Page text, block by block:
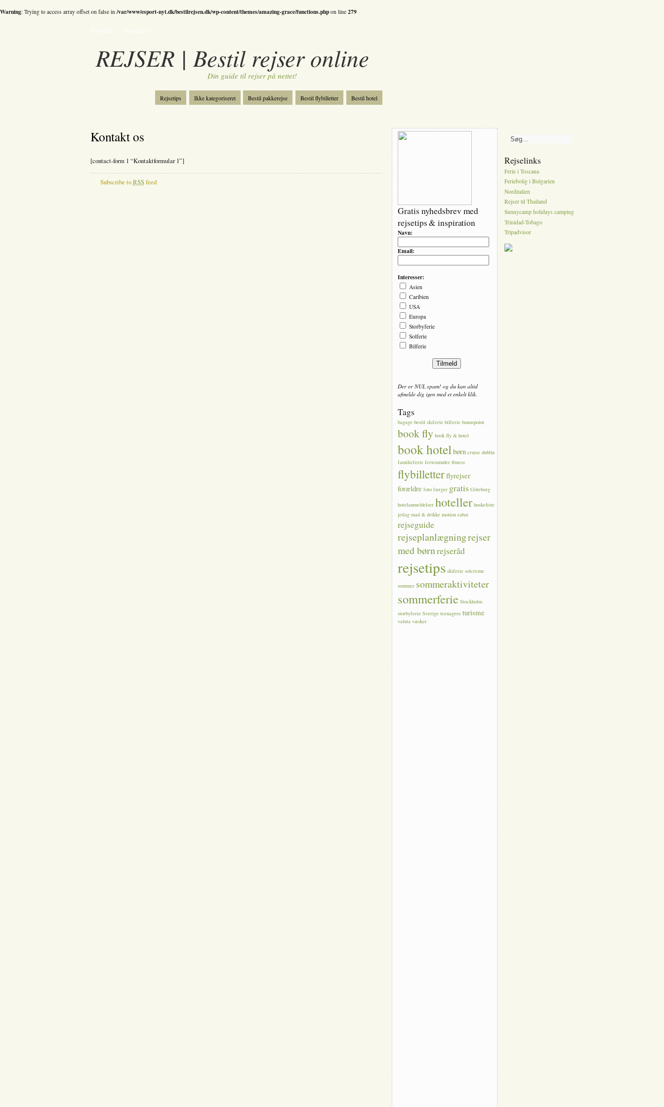
Warning: Trying to access array offset on false in/var/www/esport-nyt.dk/bestilrejsen.dk/wp-content/themes/amazing-grace/functions.php on line 279
REJSER | Bestil rejser online
Din guide til rejser på nettet!
Rejsetips Ikke kategoriseret Bestil pakkerejse Bestil flybilletter
Bestil hotel
Kontakt os
[contact-form 1 “Kontaktformular 1”]
Subscribe toRSSfeed
Gratis nyhedsbrev med
rejsetips & inspiration
Navn:
Email:
Interesser:
Asien
Caribien
USA
Europa
Storbyferie
Solferie
Bilferie
Der er NUL spam! og du kan altid
afmelde dig igen med et enkelt klik.
Tags
bagage bestil skiferie bilferie bonuspoint
book fly book fly & hotel
book hotelbørn cruise dublin
familieferie ferieminder fitness
flybilletterflyrejser
forældre foto færger gratis Göteborg
hotelanmeldelser hoteller huskeliste
jetlag mad & drikke motion rabat
rejseguide
rejseplanlægningrejser
med børnrejseråd
rejsetips skiferie solcreme
sommer sommeraktiviteter
sommerferie Stockholm
storbyferie Sverige teenagere turisme
valuta væsker
Rejselinks
Ferie i Toscana
Feriebolig i Bulgarien
Norditalien
Rejser til Thailand
Sunnycamp holidays camping
Trinidad-Tobago
Tripadvisor